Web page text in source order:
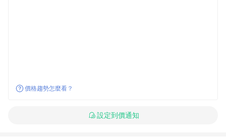
價格趨勢怎麼看？
設定到價通知